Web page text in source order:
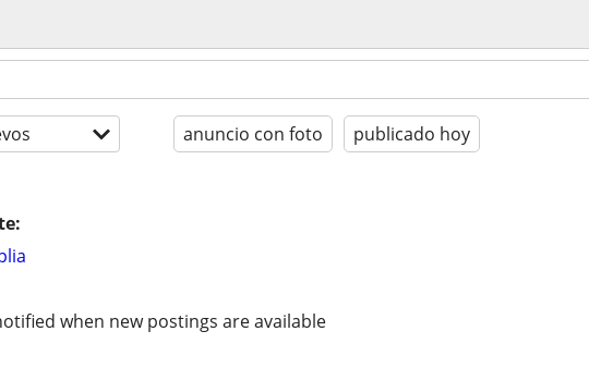
anuncio con foto publicado hoy
when new postings are available